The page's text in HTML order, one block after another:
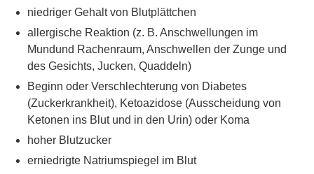
niedriger Gehalt von Blutplättchen
allergische Reaktion (z. B. Anschwellungen im
Mundund Rachenraum, Anschwellen der Zunge und
des Gesichts, Jucken, Quaddeln)
Beginn oder Verschlechterung von Diabetes
(Zuckerkrankheit), Ketoazidose (Ausscheidung von
Ketonen ins Blut und in den Urin) oder Koma
hoher Blutzucker
erniedrigte Natriumspiegel im Blut